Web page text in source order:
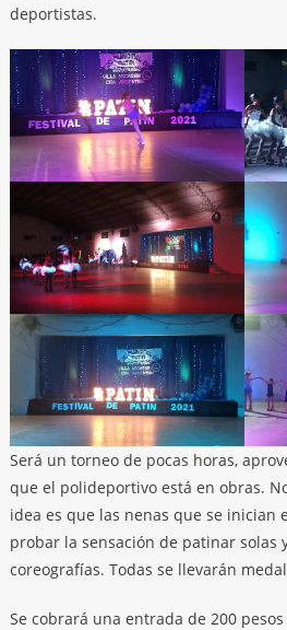
deportistas.
Será un torneo de pocas horas,
que el polideportivo está en obras.
idea es que las nenas que se inician
probar la sensación de patinar solas
coreografías. Todas se llevarán
Se cobrará una entrada de 200